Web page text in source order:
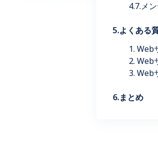
4.7.メ
5.よくある
1. Web
2. Web
3. Web
6.まとめ